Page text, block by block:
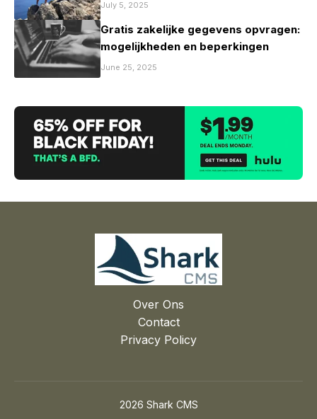
July 5, 2025
Gratis zakelijke gegevens opvragen:
mogelijkheden en beperkingen
June 25, 2025
Over Ons
Contact
Privacy Policy
2026 Shark CMS